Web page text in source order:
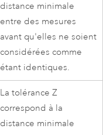
distance minimale
entre des mesures
avant qu'elles ne soient
considérées comme
étant identiques.
La tolérance Z
correspond à la
distance minimale